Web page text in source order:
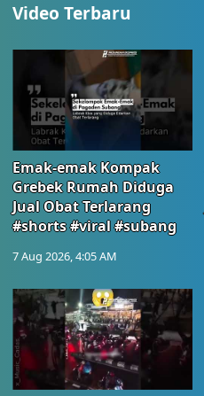
Video Terbaru
Emak-emak Kompak
Grebek Rumah Diduga
Jual Obat Terlarang
#shorts #viral #subang
7 Aug 2026, 4:05 AM